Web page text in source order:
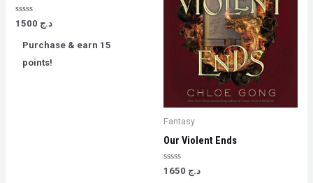
Rated
0
of
د.ج
Purchase & earn 15
points!
Fantasy
Our Violent Ends
Rated
0
د.ج